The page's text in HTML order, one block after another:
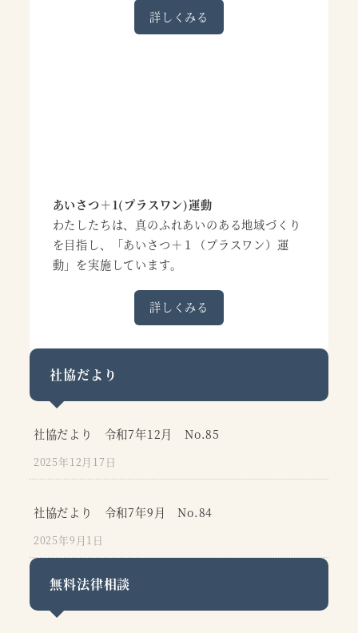
詳しくみる
あいさつ＋1(プラスワン)運動
わたしたちは、真のふれあいのある地域づくり
を目指し、「あいさつ＋１（プラスワン）運
動」を実施しています。
詳しくみる
社協だより
社協だより 令和7年12月 No.85
2025年12月17日
社協だより 令和7年9月 No.84
2025年9月1日
無料法律相談